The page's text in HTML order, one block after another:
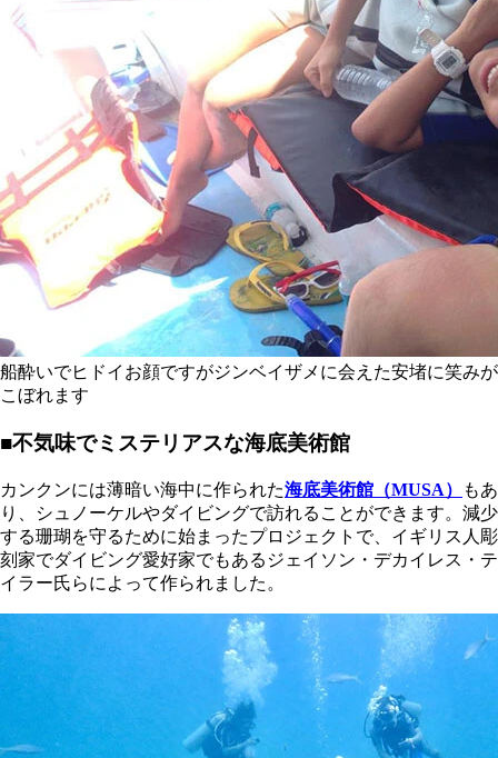
船酔いでヒドイお顔ですがジンベイザメに会えた安堵に笑みが
こぼれます
■不気味でミステリアスな海底美術館
カンクンには薄暗い海中に作られた海底美術館（MUSA）
もあ
り、シュノーケルやダイビングで訪れることができます。減少
する珊瑚を守るために始まったプロジェクトで、イギリス人彫
刻家でダイビング愛好家でもあるジェイソン・デカイレス・テ
イラー氏らによって作られました。